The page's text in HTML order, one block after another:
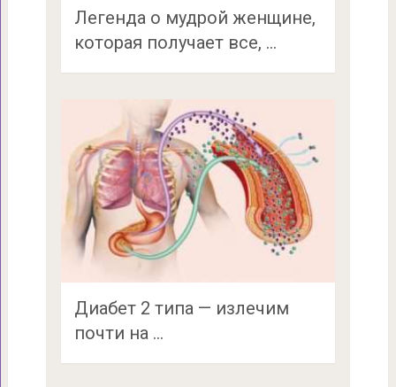
Легенда о мудрой женщине,
которая получает все, …
Диабет 2 типа — излечим
почти на …